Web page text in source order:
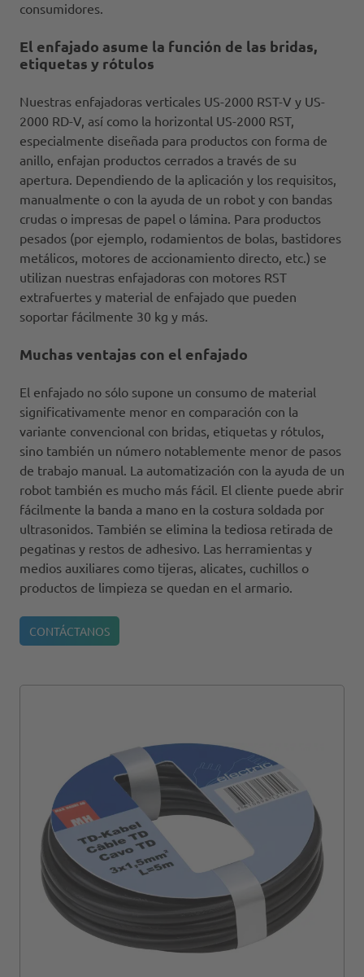
consumidores.
El enfajado asume la función de las bridas,
etiquetas y rótulos
Nuestras enfajadoras verticales US-2000 RST-V y US-
2000 RD-V, así como la horizontal US-2000 RST,
especialmente diseñada para productos con forma de
anillo, enfajan productos cerrados a través de su
apertura. Dependiendo de la aplicación y los requisitos,
manualmente o con la ayuda de un robot y con bandas
crudas o impresas de papel o lámina. Para productos
pesados (por ejemplo, rodamientos de bolas, bastidores
metálicos, motores de accionamiento directo, etc.) se
utilizan nuestras enfajadoras con motores RST
extrafuertes y material de enfajado que pueden
soportar fácilmente 30 kg y más.
Muchas ventajas con el enfajado
El enfajado no sólo supone un consumo de material
significativamente menor en comparación con la
variante convencional con bridas, etiquetas y rótulos,
sino también un número notablemente menor de pasos
de trabajo manual. La automatización con la ayuda de un
robot también es mucho más fácil. El cliente puede abrir
fácilmente la banda a mano en la costura soldada por
ultrasonidos. También se elimina la tediosa retirada de
pegatinas y restos de adhesivo. Las herramientas y
medios auxiliares como tijeras, alicates, cuchillos o
productos de limpieza se quedan en el armario.
CONTÁCTANOS